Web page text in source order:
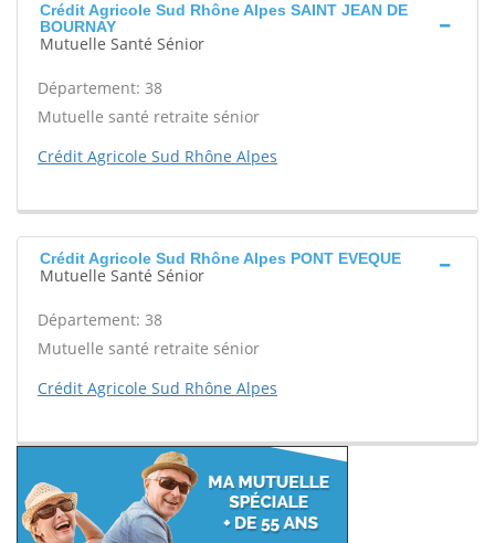
Crédit Agricole Sud Rhône Alpes SAINT JEAN DE
BOURNAY
Mutuelle Santé Sénior
Département: 38
Mutuelle santé retraite sénior
Crédit Agricole Sud Rhône Alpes
Crédit Agricole Sud Rhône Alpes PONT EVEQUE
Mutuelle Santé Sénior
Département: 38
Mutuelle santé retraite sénior
Crédit Agricole Sud Rhône Alpes